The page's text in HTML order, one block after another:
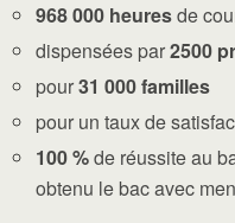
968 000 heuresde
dispensées par2500
pour31 000 familles
pour un taux de
100 %de réussite au
obtenu le bac avec